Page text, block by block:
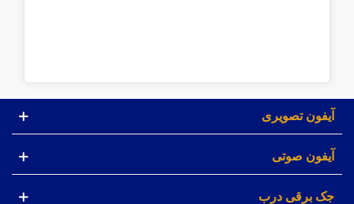
آیفون تصویری
آیفون صوتی
جک برقی درب